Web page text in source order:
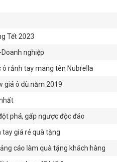
Tết 2023
nghiệp
rảnh tay mang tên Nubrella
giá ô dù năm 2019
phá, gấp ngược độc đáo
giá rẻ quà tặng
cáo làm quà tặng khách hàng